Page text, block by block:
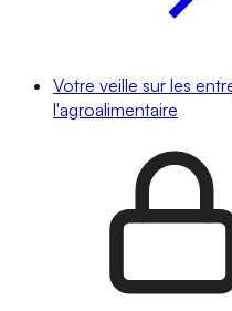
Votre veille sur les
l'agroalimentaire